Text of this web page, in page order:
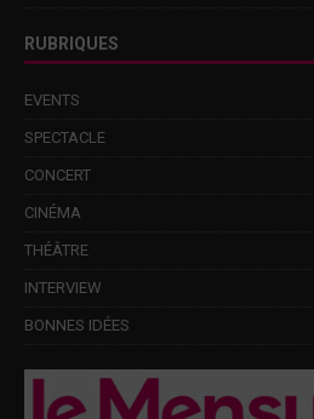
RUBRIQUES
EVENTS
SPECTACLE
CONCERT
CINÉMA
THÉÂTRE
INTERVIEW
BONNES IDÉES